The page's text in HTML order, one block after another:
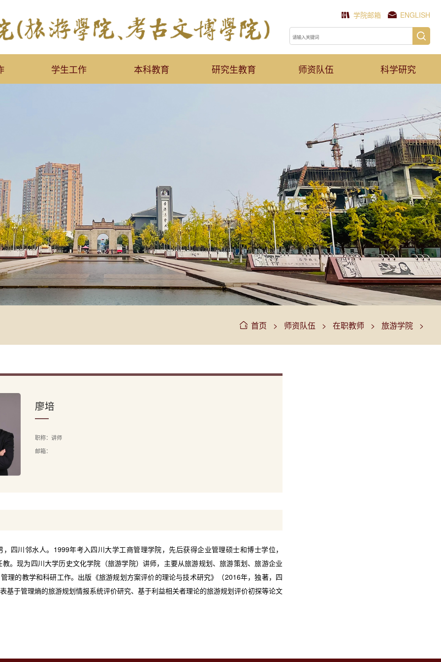
学院邮箱 ENGLISH
学生工作 本科教育 研究生教育 师资队伍 科学研究
首页 > 师资队伍 > 在职教师 > 旅游学院 >
廖培
职称：讲师
邮箱：
四川邻水人。 1999年考入四川大学工商管理学院，先后获得企业管理硕士和博士学位，
。现为四川大学历史文化学院（旅游学院）讲师，主要从旅游规划、旅游策划、旅游企业
理的教学和科研工作。出版《旅游规划方案评价的理论与技术研究》（2016年，独著，四
基于管理熵的旅游规划情报系统评价研究、基于利益相关者理论的旅游规划评价初探等论文